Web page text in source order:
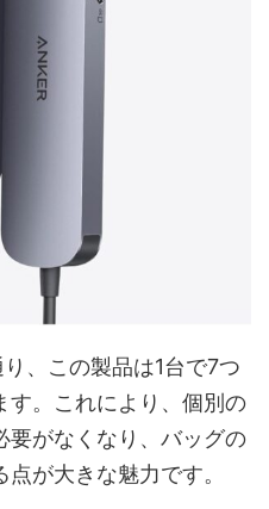
、この製品は1台で7つ
す。これにより、個別の
要がなくなり、バッグの
が大きな魅力です。